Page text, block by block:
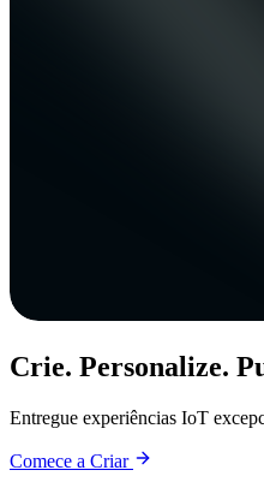
Crie. Personalize.
Entregue experiências IoT
Comece a Criar